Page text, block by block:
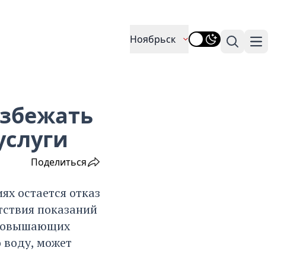
Ноябрьск
Поиск
Поделиться
остается отказ
показаний
воду, может